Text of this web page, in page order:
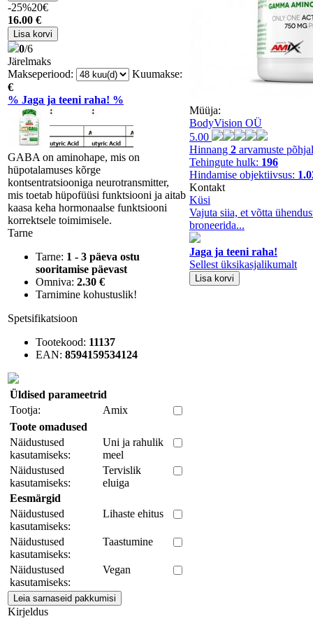
-25%20€
16.00 €
0/6
Järelmaks
Makseperiood:
Kuumakse:
€
% Jaga ja teeni raha! %
GABA on aminohape, mis on
hüpotalamuses kõrge
kontsentratsiooniga neurotransmitter,
mis toetab hüpofüüsi funktsiooni ja aitab
kaasa keha hormonaalse funktsiooni
korrektsele toimimisele.
Tarne
Tarne: 1 - 3 päeva ostu
sooritamise päevast
Omniva: 2.30 €
Tarnimine kohustuslik!
Spetsifikatsioon
Tootekood: 11137
EAN: 8594159534124
Üldised parameetrid
Tootja:
Amix
Toote omadused
Näidustused
kasutamiseks:
Uni ja rahulik
meel
Näidustused
kasutamiseks:
Tervislik
eluiga
Eesmärgid
Näidustused
kasutamiseks:
Lihaste ehitus
Näidustused
kasutamiseks:
Taastumine
Näidustused
kasutamiseks:
Vegan
Kirjeldus
Müüja:
BodyVision OÜ
5.00
Hinnang 2 arvamuste põhjal
Tehingute hulk: 196
Hindamise objektiivsus:
Kontakt
Küsi
Vajuta siia, et võtta
broneerida...
Jaga ja teeni raha!
Sellest üksikasjalikumalt